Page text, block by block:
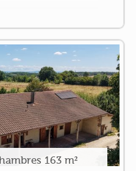
163 m²